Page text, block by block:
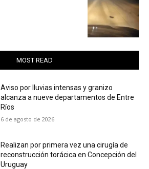
MOST READ
Aviso por lluvias intensas y granizo
alcanza a nueve departamentos de Entre
Ríos
6 de agosto de 2026
Realizan por primera vez una cirugía de
reconstrucción torácica en Concepción del
Uruguay